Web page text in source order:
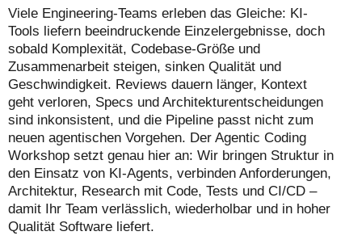
Viele Engineering-Teams erleben das Gleiche: KI-
Tools liefern beeindruckende Einzelergebnisse, doch
sobald Komplexität, Codebase-Größe und
Zusammenarbeit steigen, sinken Qualität und
Geschwindigkeit. Reviews dauern länger, Kontext
geht verloren, Specs und Architekturentscheidungen
sind inkonsistent, und die Pipeline passt nicht zum
neuen agentischen Vorgehen. Der Agentic Coding
Workshop setzt genau hier an: Wir bringen Struktur in
den Einsatz von KI-Agents, verbinden Anforderungen,
Architektur, Research mit Code, Tests und CI/CD –
damit Ihr Team verlässlich, wiederholbar und in hoher
Qualität Software liefert.